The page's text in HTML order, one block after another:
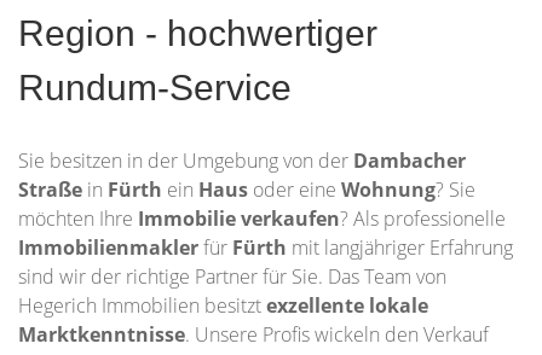
Region - hochwertiger
Rundum-Service
Sie besitzen in der Umgebung von der Dambacher
Straße in Fürth ein Haus oder eine Wohnung? Sie
möchten Ihre Immobilieverkaufen? Als professionelle
Immobilienmaklerfür Fürth mit langjähriger Erfahrung
sind wir der richtige Partner für Sie. Das Team von
Hegerich Immobilien besitztexzellente lokale
Marktkenntnisse. Unsere Profis wickeln den Verkauf